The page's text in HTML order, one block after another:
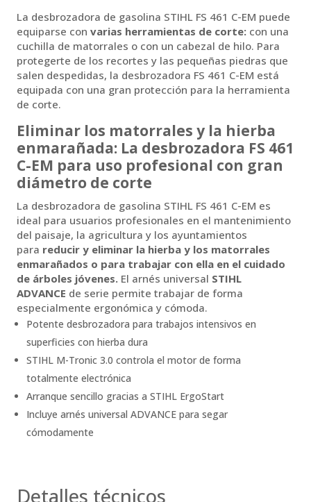
La desbrozadora de gasolina STIHL FS 461 C-EM puede
equiparse con varias herramientas de corte: con una
cuchilla de matorrales o con un cabezal de hilo. Para
protegerte de los recortes y las pequeñas piedras que
salen despedidas, la desbrozadora FS 461 C-EM está
equipada con una gran protección para la herramienta
de corte.
Eliminar los matorrales y la hierba
enmarañada: La desbrozadora FS 461
C-EM para uso profesional con gran
diámetro de corte
La desbrozadora de gasolina STIHL FS 461 C-EM es
ideal para usuarios profesionales en el mantenimiento
del paisaje, la agricultura y los ayuntamientos
para reducir y eliminar la hierba y los matorrales
enmarañados o para trabajar con ella en el cuidado
de árboles jóvenes. El arnés universal STIHL
ADVANCE de serie permite trabajar de forma
especialmente ergonómica y cómoda.
Potente desbrozadora para trabajos intensivos en
superficies con hierba dura
STIHL M-Tronic 3.0 controla el motor de forma
totalmente electrónica
Arranque sencillo gracias a STIHL ErgoStart
Incluye arnés universal ADVANCE para segar
cómodamente
Detalles técnicos